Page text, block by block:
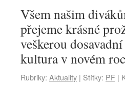
Všem našim
přejeme krásné
veškerou
kultura v novém
Rubriky: Aktuality | Štítky: PF |